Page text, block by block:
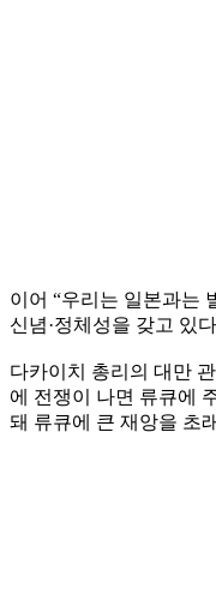
이어 “우리는 일본과는
신념·정체성을 갖고 있
다카이치 총리의 대만
에 전쟁이 나면 류큐에
돼 류큐에 큰 재앙을 초